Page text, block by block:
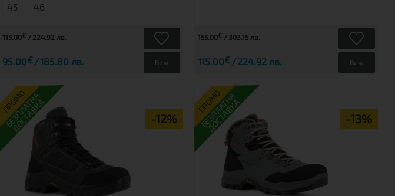
45 46
115.00€ 224.92 лв.
95.00€ 185.80 лв. Виж
155.00€ 303.15 лв.
115.00€ 224.92 лв. Виж
ПРОМО
-12%
БЕЗПЛАТНА
ДОСТАВКА ПРОМО
-13%
БЕЗПЛАТНА
ДОСТАВКА